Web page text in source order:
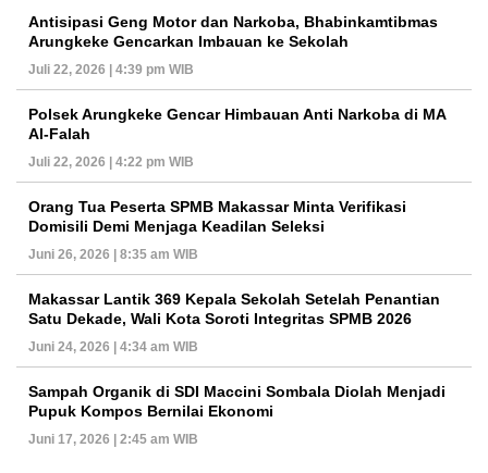
Antisipasi Geng Motor dan Narkoba, Bhabinkamtibmas
Arungkeke Gencarkan Imbauan ke Sekolah
Juli 22, 2026 | 4:39 pm WIB
Polsek Arungkeke Gencar Himbauan Anti Narkoba di MA
Al-Falah
Juli 22, 2026 | 4:22 pm WIB
Orang Tua Peserta SPMB Makassar Minta Verifikasi
Domisili Demi Menjaga Keadilan Seleksi
Juni 26, 2026 | 8:35 am WIB
Makassar Lantik 369 Kepala Sekolah Setelah Penantian
Satu Dekade, Wali Kota Soroti Integritas SPMB 2026
Juni 24, 2026 | 4:34 am WIB
Sampah Organik di SDI Maccini Sombala Diolah Menjadi
Pupuk Kompos Bernilai Ekonomi
Juni 17, 2026 | 2:45 am WIB